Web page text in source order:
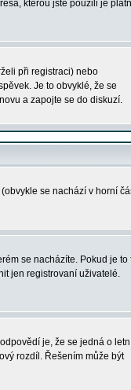
kterou jste použili je
při registraci) nebo
Je to obvyklé, že se
a zapojte se do diskuzí.
(obvykle se nachází v horní
se nacházíte. Pokud je to
jen registrovaní uživatelé.
je, že se jedná o
rozdíl. Řešením může být